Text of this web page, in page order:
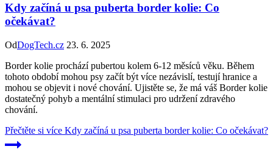
Kdy začíná u psa puberta border kolie: Co
očekávat?
OdDogTech.cz 23. 6. 2025
Border kolie prochází pubertou kolem 6-12 měsíců věku. Během
tohoto období mohou psy začít být více nezávislí, testují hranice a
mohou se objevit i nové chování. Ujistěte se, že má váš Border kolie
dostatečný pohyb a mentální stimulaci pro udržení zdravého
chování.
Přečtěte si více Kdy začíná u psa puberta border kolie: Co očekávat?